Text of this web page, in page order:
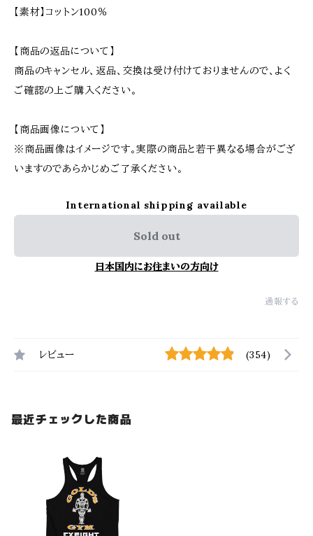
【素材】コットン100％
【商品の返品について】
商品のキャンセル、返品、交換は受け付けておりませんので、よく
ご確認の上ご購入ください。
【商品画像について】
※商品画像はイメージです。実際の商品と若干異なる場合がござ
いますのであらかじめご了承ください。
International shipping available
Sold out
日本国内にお住まいの方向け
通報する
レビュー (354)
最近チェックした商品